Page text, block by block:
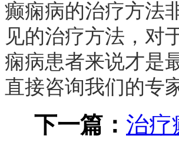
癫痫病的治疗方法
见的治疗方法，对
痫病患者来说才是
直接咨询我们的专
下一篇： 治疗